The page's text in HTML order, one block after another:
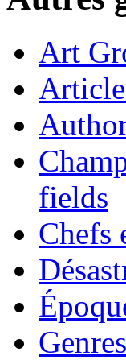
Art
fields
Chefs